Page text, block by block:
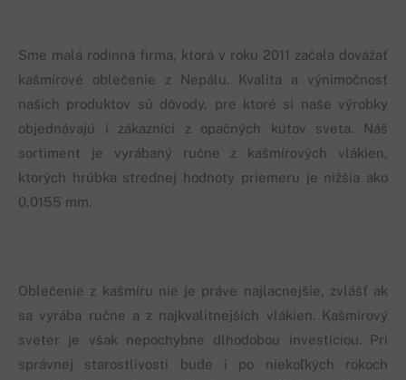
Sme malá rodinná firma, ktorá v roku 2011 začala dovážať
kašmírové oblečenie z Nepálu. Kvalita a výnimočnosť
našich produktov sú dôvody, pre ktoré si naše výrobky
objednávajú i zákazníci z opačných kútov sveta. Náš
sortiment je vyrábaný ručne z kašmírových vlákien,
ktorých hrúbka strednej hodnoty priemeru je nižšia ako
0,0155 mm.
Oblečenie z kašmíru nie je práve najlacnejšie, zvlášť ak
sa vyrába ručne a z najkvalitnejších vlákien. Kašmírový
sveter je však nepochybne dlhodobou investíciou. Pri
správnej starostlivosti bude i po niekoľkých rokoch